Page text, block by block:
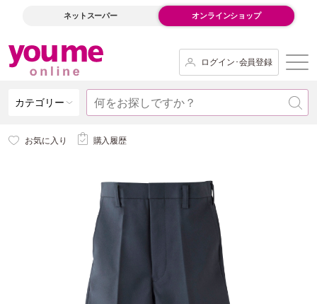
ネットスーパー オンラインショップ
ログイン･会員登録
カテゴリー
お気に入り 購入履歴